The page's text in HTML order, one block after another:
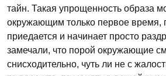
тайн. Такая упрощенность образа
окружающим только первое время,
приедается и начинает просто
замечали, что порой окружающие
снисходительно, чуть ли не с